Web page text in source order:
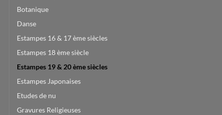
Botanique
Danse
Estampes 16 & 17 ème siècles
Estampes 18 ème siècle
Estampes 19 & 20 ème siècles
Estampes Japonaises
Etudes de nu
Gravures Religieuses